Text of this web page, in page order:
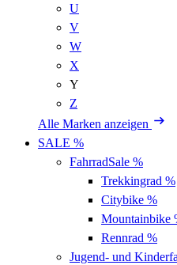
U
V
W
X
Y
Z
Alle Marken anzeigen
SALE %
FahrradSale %
Trekkingrad %
Citybike %
Mountainbike
Rennrad %
Jugend- und